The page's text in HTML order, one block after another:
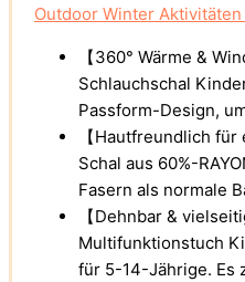
Outdoor Winter
【360° Wärme &
Schlauchschal
Passform-Design,
【Hautfreundlich
Schal aus 60%-
Fasern als normale
【Dehnbar &
Multifunktionstuch
für 5-14-Jährige. Es